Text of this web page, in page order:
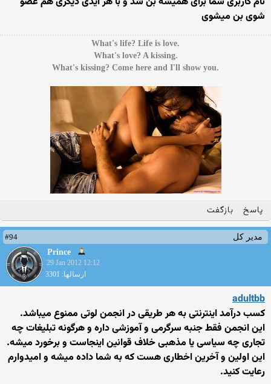
شوی بن میشوی
.What's life? Life is love
.What's love? A kissing
.What's kissing? Come here and I'll show you
پاسخ بازگفت
مدیر کل
#94
Prince
29 Jan 2012 12:12
ارسالها: 3301
adultbb
کسب درآمد اینترنتی به هر طریقی در انجمن لوتی ممنوع میباشد.
این انجمن فقط جنبه سرگرمی و آموزشی داره و هرگونه تبلیغات چه
تجاری چه سیاسی یا مذهبی خلاف قوانین اینجاست و برخورد میشه.
این اولین و آخرین اخطاری هست که به شما داده میشه و امیدوارم
رعایت کنید.